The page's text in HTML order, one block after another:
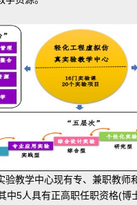
验教学中心现有专、兼职教师
中5人具有正高职任职资格(博